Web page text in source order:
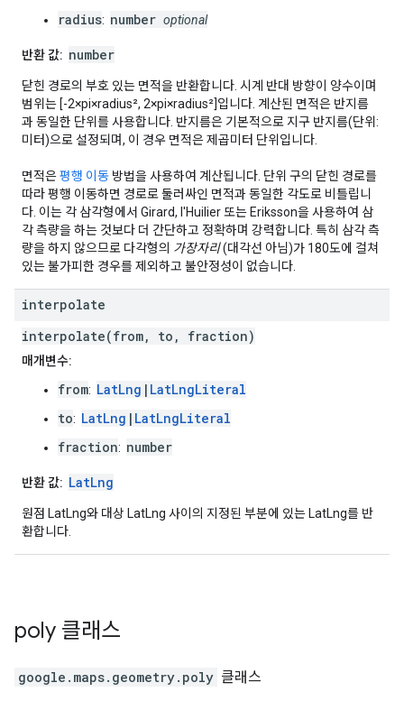
radius: number optional
반환 값: number
닫힌 경로의 부호 있는 면적을 반환합니다. 시계 반대 방향이 양수이며
범위는 [-2×pi×radius², 2×pi×radius²]입니다. 계산된 면적은 반지름
과 동일한 단위를 사용합니다. 반지름은 기본적으로 지구 반지름(단위:
미터)으로 설정되며, 이 경우 면적은 제곱미터 단위입니다.
면적은평행 이동 방법을 사용하여 계산됩니다. 단위 구의 닫힌 경로를
따라 평행 이동하면 경로로 둘러싸인 면적과 동일한 각도로 비틀립니
다. 이는 각 삼각형에서 Girard, l'Huilier 또는 Eriksson을 사용하여 삼
각 측량을 하는 것보다 더 간단하고 정확하며 강력합니다. 특히 삼각 측
량을 하지 않으므로 다각형의 가장자리(대각선 아님)가 180도에 걸쳐
있는 불가피한 경우를 제외하고 불안정성이 없습니다.
interpolate
interpolate(from, to, fraction)
매개변수:
from: LatLng | LatLngLiteral
to: LatLng | LatLngLiteral
fraction: number
반환 값: LatLng
원점 LatLng와 대상 LatLng 사이의 지정된 부분에 있는 LatLng를 반
환합니다.
poly 클래스
google.maps.geometry. poly 클래스